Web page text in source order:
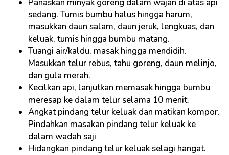
sedang. Tumis bumbu halus hingga harum,
masukkan daun salam, daun jeruk, lengkuas, dan
keluak, tumis hingga bumbu matang.
Tuangi air/kaldu, masak hingga mendidih.
Masukkan telur rebus, tahu goreng, daun melinjo,
dan gula merah.
Kecilkan api, lanjutkan memasak hingga bumbu
meresap ke dalam telur selama 10 menit.
Angkat pindang telur keluak dan matikan kompor.
Pindahkan masakan pindang telur keluak ke
dalam wadah saji
Hidangkan pindang telur keluak selagi hangat.